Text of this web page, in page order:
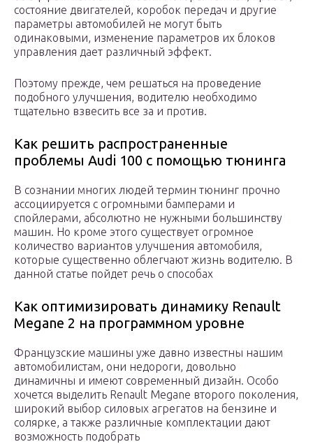
состояние двигателей, коробок передач и другие
параметры автомобилей не могут быть
одинаковыми, изменение параметров их блоков
управления дает различный эффект.
Поэтому прежде, чем решаться на проведение
подобного улучшения, водителю необходимо
тщательно взвесить все за и против.
Как решить распространенные
проблемы Audi 100 с помощью тюнинга
В сознании многих людей термин тюнинг прочно
ассоциируется с огромными бамперами и
спойлерами, абсолютно не нужными большинству
машин. Но кроме этого существует огромное
количество вариантов улучшения автомобиля,
которые существенно облегчают жизнь водителю. В
данной статье пойдет речь о способах
Как оптимизировать динамику Renault
Megane 2 на программном уровне
Французские машины уже давно известны нашим
автомобилистам, они недороги, довольно
динамичны и имеют современный дизайн. Особо
хочется выделить Renault Megane второго поколения,
широкий выбор силовых агрегатов на бензине и
солярке, а также различные комплектации дают
возможность подобрать